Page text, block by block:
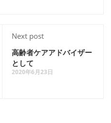
Next post
高齢者ケアアドバイザー
として
2020年6月23日